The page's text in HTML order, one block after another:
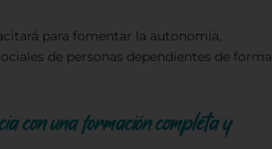
para fomentar la autonomía,
de personas dependientes de forma
con una formación completa y